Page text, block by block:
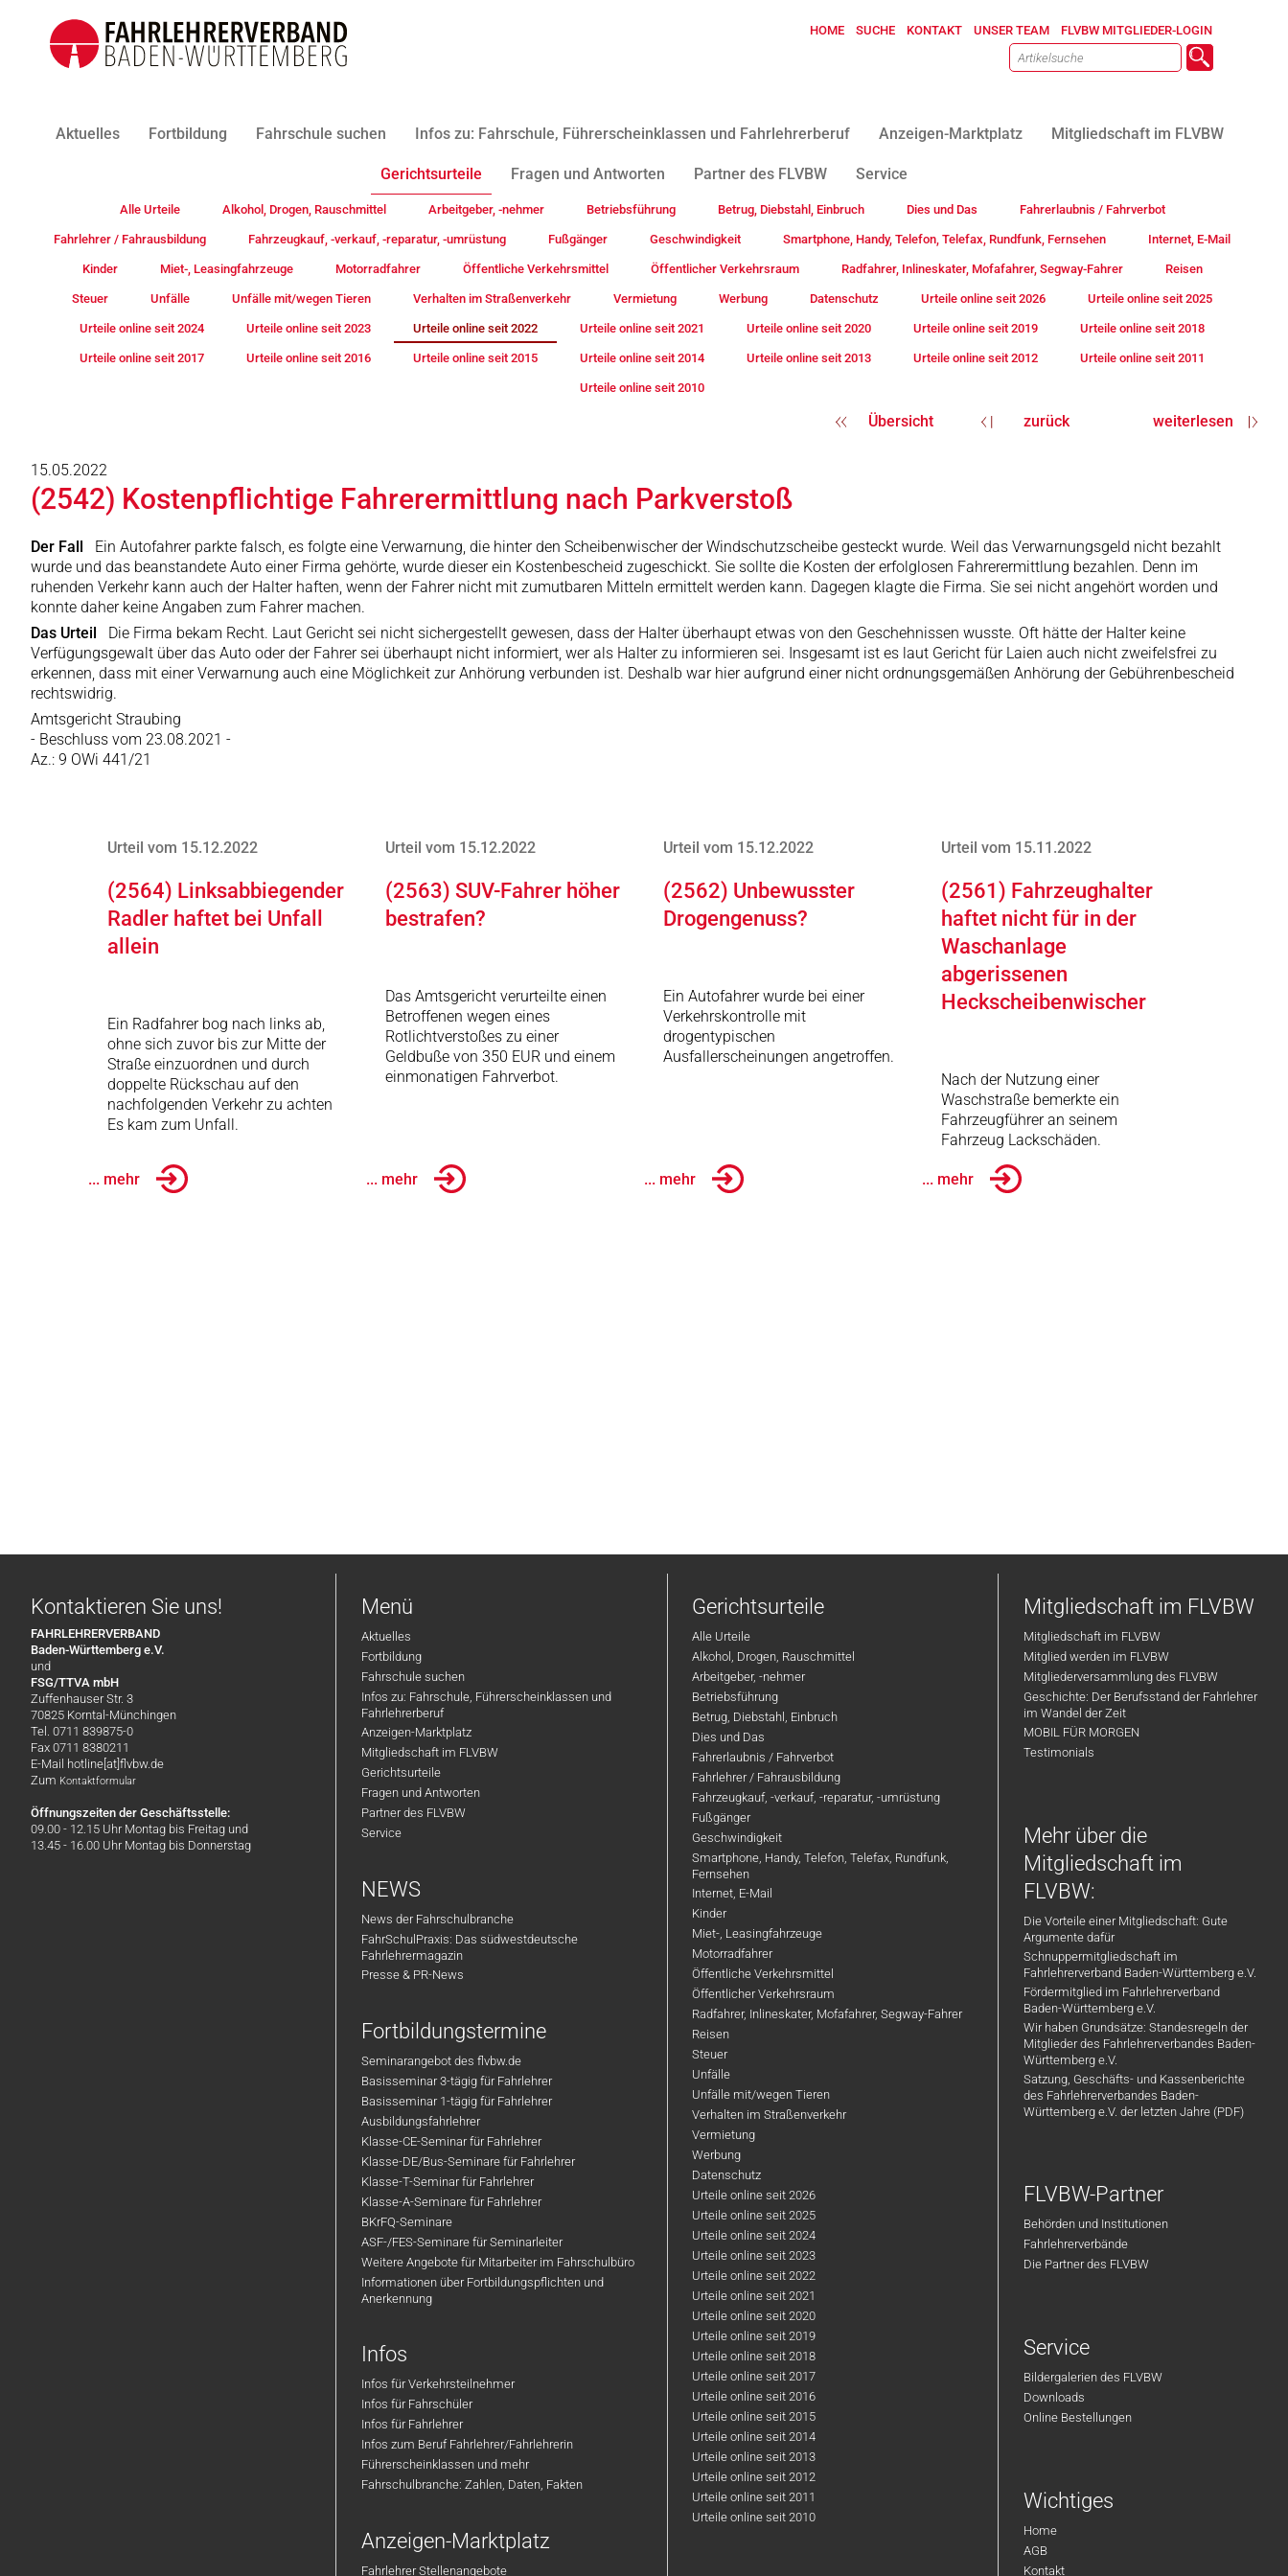
HOME SUCHE KONTAKT UNSER TEAM FLVBW MITGLIEDER-LOGIN
Aktuelles Fortbildung Fahrschule suchen Infos zu: Fahrschule, Führerscheinklassen und Fahrlehrerberuf Anzeigen-Marktplatz Mitgliedschaft im FLVBW
Gerichtsurteile Fragen und Antworten Partner des FLVBW Service
Alle Urteile Alkohol, Drogen, Rauschmittel Arbeitgeber, -nehmer Betriebsführung Betrug, Diebstahl, Einbruch Dies und Das Fahrerlaubnis / Fahrverbot
Fahrlehrer / Fahrausbildung Fahrzeugkauf, -verkauf, -reparatur, -umrüstung Fußgänger Geschwindigkeit Smartphone, Handy, Telefon, Telefax, Rundfunk, Fernsehen Internet, E-Mail
Kinder Miet-, Leasingfahrzeuge Motorradfahrer Öffentliche Verkehrsmittel Öffentlicher Verkehrsraum Radfahrer, Inlineskater, Mofafahrer, Segway-Fahrer Reisen
Steuer Unfälle Unfälle mit/wegen Tieren Verhalten im Straßenverkehr Vermietung Werbung Datenschutz Urteile online seit 2026 Urteile online seit 2025
Urteile online seit 2024 Urteile online seit 2023 Urteile online seit 2022 Urteile online seit 2021 Urteile online seit 2020 Urteile online seit 2019 Urteile online seit 2018
Urteile online seit 2017 Urteile online seit 2016 Urteile online seit 2015 Urteile online seit 2014 Urteile online seit 2013 Urteile online seit 2012 Urteile online seit 2011
Urteile online seit 2010
Übersicht zurück weiterlesen
15.05.2022
(2542) Kostenpflichtige Fahrerermittlung nach Parkverstoß
Der Fall
Ein Autofahrer parkte falsch, es folgte eine Verwarnung, die hinter den Scheibenwischer der Windschutzscheibe gesteckt wurde. Weil das Verwarnungsgeld nicht bezahlt
wurde und das beanstandete Auto einer Firma gehörte, wurde dieser ein Kostenbescheid zugeschickt. Sie sollte die Kosten der erfolglosen Fahrerermittlung bezahlen. Denn im
ruhenden Verkehr kann auch der Halter haften, wenn der Fahrer nicht mit zumutbaren Mitteln ermittelt werden kann. Dagegen klagte die Firma. Sie sei nicht angehört worden und
konnte daher keine Angaben zum Fahrer machen.
Das Urteil
Die Firma bekam Recht. Laut Gericht sei nicht sichergestellt gewesen, dass der Halter überhaupt etwas von den Geschehnissen wusste. Oft hätte der Halter keine
Verfügungsgewalt über das Auto oder der Fahrer sei überhaupt nicht informiert, wer als Halter zu informieren sei. Insgesamt ist es laut Gericht für Laien auch nicht zweifelsfrei zu
erkennen, dass mit einer Verwarnung auch eine Möglichkeit zur Anhörung verbunden ist. Deshalb war hier aufgrund einer nicht ordnungsgemäßen Anhörung der Gebührenbescheid
rechtswidrig.
Amtsgericht Straubing
- Beschluss vom 23.08.2021 -
Az.: 9 OWi 441/21
Urteil vom 15.12.2022
(2564) Linksabbiegender
Radler haftet bei Unfall
allein
Ein Radfahrer bog nach links ab,
ohne sich zuvor bis zur Mitte der
Straße einzuordnen und durch
doppelte Rückschau auf den
nachfolgenden Verkehr zu achten
Es kam zum Unfall.
... mehr
Urteil vom 15.12.2022
(2563) SUV-Fahrer höher
bestrafen?
Das Amtsgericht verurteilte einen
Betroffenen wegen eines
Rotlichtverstoßes zu einer
Geldbuße von 350 EUR und einem
einmonatigen Fahrverbot.
... mehr
Urteil vom 15.12.2022
(2562) Unbewusster
Drogengenuss?
Ein Autofahrer wurde bei einer
Verkehrskontrolle mit
drogentypischen
Ausfallerscheinungen angetroffen.
... mehr
Urteil vom 15.11.2022
(2561) Fahrzeughalter
haftet nicht für in der
Waschanlage
abgerissenen
Heckscheibenwischer
Nach der Nutzung einer
Waschstraße bemerkte ein
Fahrzeugführer an seinem
Fahrzeug Lackschäden.
... mehr
Kontaktieren Sie uns!
FAHRLEHRERVERBAND
Baden-Württemberg e.V.
und
FSG/TTVA mbH
Zuffenhauser Str. 3
70825 Korntal-Münchingen
Tel. 0711 839875-0
Fax 0711 8380211
E-Mail hotline[at]flvbw.de
Zum Kontaktformular
Öffnungszeiten der Geschäftsstelle:
09.00 - 12.15 Uhr Montag bis Freitag und
13.45 - 16.00 Uhr Montag bis Donnerstag
Menü
Aktuelles
Fortbildung
Fahrschule suchen
Infos zu: Fahrschule, Führerscheinklassen und
Fahrlehrerberuf
Anzeigen-Marktplatz
Mitgliedschaft im FLVBW
Gerichtsurteile
Fragen und Antworten
Partner des FLVBW
Service
NEWS
News der Fahrschulbranche
FahrSchulPraxis: Das südwestdeutsche
Fahrlehrermagazin
Presse & PR-News
Fortbildungstermine
Seminarangebot des flvbw.de
Basisseminar 3-tägig für Fahrlehrer
Basisseminar 1-tägig für Fahrlehrer
Ausbildungsfahrlehrer
Klasse-CE-Seminar für Fahrlehrer
Klasse-DE/Bus-Seminare für Fahrlehrer
Klasse-T-Seminar für Fahrlehrer
Klasse-A-Seminare für Fahrlehrer
BKrFQ-Seminare
ASF-/FES-Seminare für Seminarleiter
Weitere Angebote für Mitarbeiter im Fahrschulbüro
Informationen über Fortbildungspflichten und
Anerkennung
Infos
Infos für Verkehrsteilnehmer
Infos für Fahrschüler
Infos für Fahrlehrer
Infos zum Beruf Fahrlehrer/Fahrlehrerin
Führerscheinklassen und mehr
Fahrschulbranche: Zahlen, Daten, Fakten
Anzeigen-Marktplatz
Fahrlehrer Stellenangebote
Gerichtsurteile
Alle Urteile
Alkohol, Drogen, Rauschmittel
Arbeitgeber, -nehmer
Betriebsführung
Betrug, Diebstahl, Einbruch
Dies und Das
Fahrerlaubnis / Fahrverbot
Fahrlehrer / Fahrausbildung
Fahrzeugkauf, -verkauf, -reparatur, -umrüstung
Fußgänger
Geschwindigkeit
Smartphone, Handy, Telefon, Telefax, Rundfunk,
Fernsehen
Internet, E-Mail
Kinder
Miet-, Leasingfahrzeuge
Motorradfahrer
Öffentliche Verkehrsmittel
Öffentlicher Verkehrsraum
Radfahrer, Inlineskater, Mofafahrer, Segway-Fahrer
Reisen
Steuer
Unfälle
Unfälle mit/wegen Tieren
Verhalten im Straßenverkehr
Vermietung
Werbung
Datenschutz
Urteile online seit 2026
Urteile online seit 2025
Urteile online seit 2024
Urteile online seit 2023
Urteile online seit 2022
Urteile online seit 2021
Urteile online seit 2020
Urteile online seit 2019
Urteile online seit 2018
Urteile online seit 2017
Urteile online seit 2016
Urteile online seit 2015
Urteile online seit 2014
Urteile online seit 2013
Urteile online seit 2012
Urteile online seit 2011
Urteile online seit 2010
Mitgliedschaft im FLVBW
Mitgliedschaft im FLVBW
Mitglied werden im FLVBW
Mitgliederversammlung des FLVBW
Geschichte: Der Berufsstand der Fahrlehrer
im Wandel der Zeit
MOBIL FÜR MORGEN
Testimonials
Mehr über die
Mitgliedschaft im
FLVBW:
Die Vorteile einer Mitgliedschaft: Gute
Argumente dafür
Schnuppermitgliedschaft im
Fahrlehrerverband Baden-Württemberg e.V.
Fördermitglied im Fahrlehrerverband
Baden-Württemberg e.V.
Wir haben Grundsätze: Standesregeln der
Mitglieder des Fahrlehrerverbandes Baden-
Württemberg e.V.
Satzung, Geschäfts- und Kassenberichte
des Fahrlehrerverbandes Baden-
Württemberg e.V. der letzten Jahre (PDF)
FLVBW-Partner
Behörden und Institutionen
Fahrlehrerverbände
Die Partner des FLVBW
Service
Bildergalerien des FLVBW
Downloads
Online Bestellungen
Wichtiges
Home
AGB
Kontakt